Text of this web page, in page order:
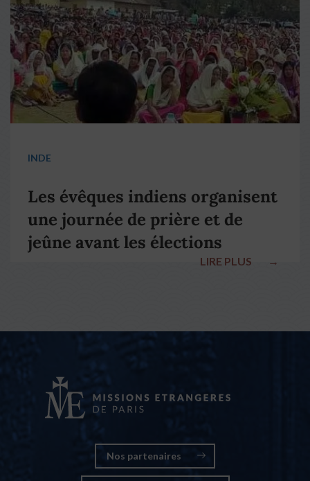
INDE
Les évêques indiens organisent
une journée de prière et de
jeûne avant les élections
LIRE PLUS →
Nos partenaires